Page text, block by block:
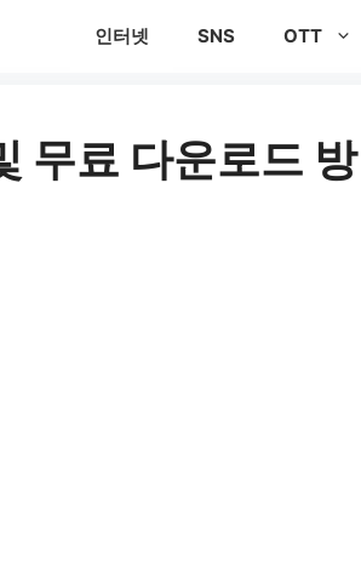
인터넷 SNS OTT
무료 다운로드